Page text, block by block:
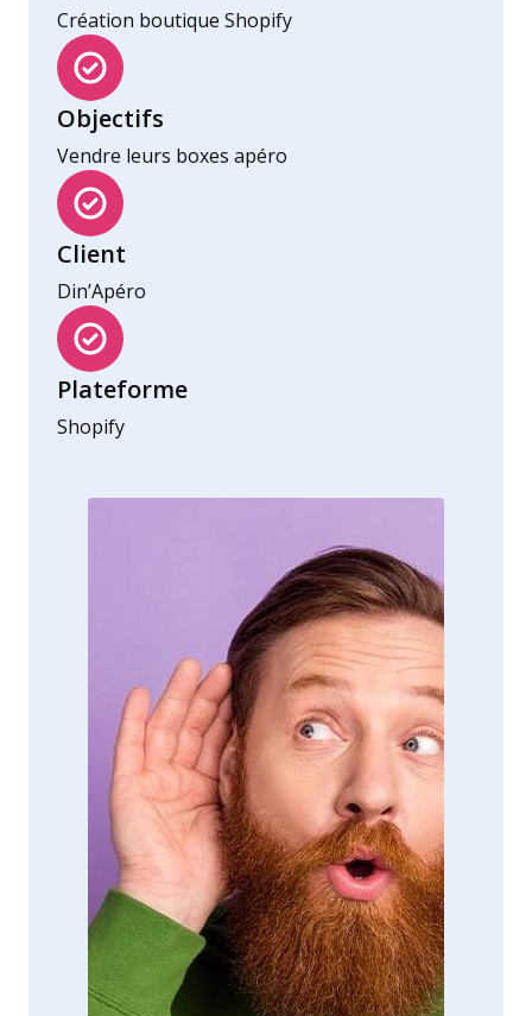
Création boutique Shopify
Objectifs
Vendre leurs boxes apéro
Client
Din’Apéro
Plateforme
Shopify